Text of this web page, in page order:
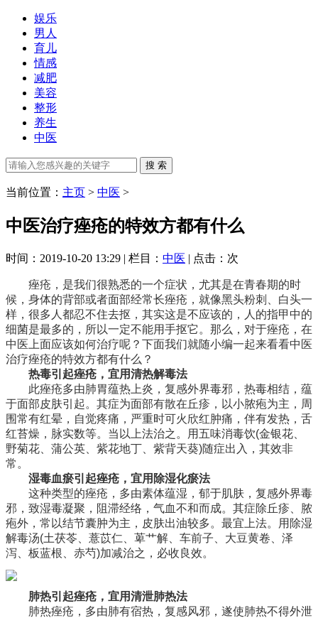
娱乐
男人
育儿
情感
减肥
美容
整形
养生
中医
当前位置： 主页 > 中医 >
中医治疗痤疮的特效方都有什么
时间：2019-10-20 13:29 | 栏目： 中医 | 点击： 次
痤疮，是我们很熟悉的一个症状，尤其是在青春期的时
候，身体的背部或者面部经常长痤疮，就像黑头粉刺、白头一
样，很多人都忍不住去抠，其实这是不应该的，人的指甲中的
细菌是最多的，所以一定不能用手抠它。那么，对于痤疮，在
中医上面应该如何治疗呢？下面我们就随小编一起来看看中医
治疗痤疮的特效方都有什么？
热毒引起痤疮，宜用清热解毒法
此痤疮多由肺胃蕴热上炎，复感外界毒邪，热毒相结，蕴
于面部皮肤引起。其症为面部有散在丘疹，以小脓疱为主，周
围常有红晕，自觉疼痛，严重时可火欣红肿痛，伴有发热，舌
红苔燥，脉实数等。当以上法治之。用五味消毒饮(金银花、
野菊花、蒲公英、紫花地丁、紫背天葵)随症出入，其效非
常。
湿毒血瘀引起痤疮，宜用除湿化瘀法
这种类型的痤疮，多由素体蕴湿，郁于肌肤，复感外界毒
邪，致湿毒凝聚，阻滞经络，气血不和而成。其症除丘疹、脓
疱外，常以结节囊肿为主，皮肤出油较多。最宜上法。用除湿
解毒汤(土茯苓、薏苡仁、萆艹解、车前子、大豆黄卷、泽
泻、板蓝根、赤芍)加减治之，必收良效。
肺热引起痤疮，宜用清泄肺热法
肺热痤疮，多由肺有宿热，复感风邪，遂使肺热不得外泄